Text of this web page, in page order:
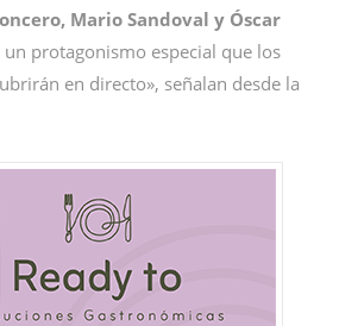
Mario Sandoval y Óscar
un protagonismo especial que los
en directo», señalan desde la